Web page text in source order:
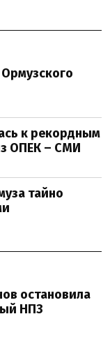
к рекордным
ОПЕК – СМИ
тайно
остановила
НПЗ